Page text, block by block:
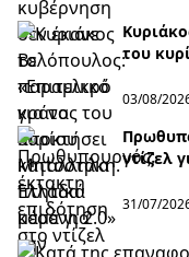
του
03/08/
ντίζελ
31/07/